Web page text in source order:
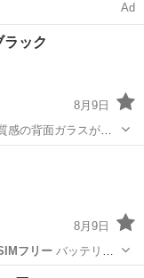
Ad
ック
8月9日
の背面ガラスが特
。全ての写真ご確認
8月9日
フリーバッテリー
！！